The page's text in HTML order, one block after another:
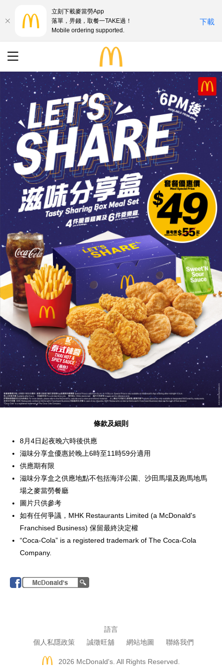
最新優惠
搜尋
餐廳地址
語言
English
中文
條款及細則
8月4日起夜晚六時後供應
滋味分享盒優惠於晚上6時至11時59分適用
供應期有限
滋味分享盒之供應地點不包括海洋公園、沙田馬場及跑馬地馬
場之麥當勞餐廳
圖片只供參考
如有任何爭議，MHK Restaurants Limited (a McDonald's
Franchised Business) 保留最終決定權
“Coca-Cola” is a registered trademark of The Coca-Cola
Company.
語言
個人私隱政策
誠徵旺舖 網站地圖 聯絡我們
2026 McDonald's. All Rights Reserved.
立刻下載麥當勞App
落單，畀錢，取餐一TAKE過！
Mobile ordering supported.
下載